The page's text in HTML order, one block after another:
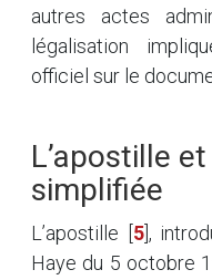
autres actes
légalisation
officiel sur le
L’apostille
simplifiée
L’apostille 5],
Haye du 5 octobre